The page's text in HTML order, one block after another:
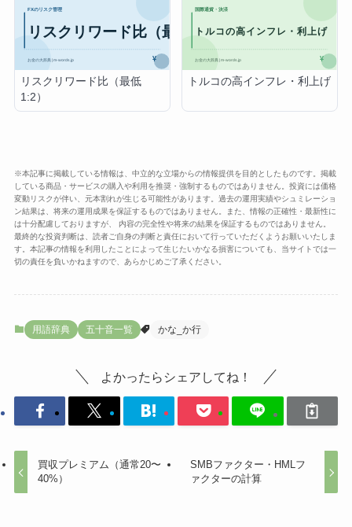
リスクリワード比（最低
1:2）
トルコの高インフレ・利上げ
※本記事に掲載している情報は、中立的な立場からの情報提供を目的としたものです。掲載
している商品・サービスの購入や利用を推奨・強制するものではありません。投資には価格
変動リスクが伴い、元本割れが生じる可能性があります。過去の運用実績やシュミレーショ
ン結果は、将来の運用成果を保証するものではありません。また、情報の正確性・最新性に
は十分配慮しておりますが、 内容の完全性や将来の結果を保証するものではありません。
最終的な投資判断は、読者ご自身の判断と責任において行っていただくようお願いいたしま
す。本記事の情報を利用したことによって生じたいかなる損害についても、当サイトでは一
切の責任を負いかねますので、あらかじめご了承ください。
用語辞典 五十音一覧 かな_か行
よかったらシェアしてね！
買収プレミアム（通常20〜
40%）
SMBファクター・HMLフ
ァクターの計算